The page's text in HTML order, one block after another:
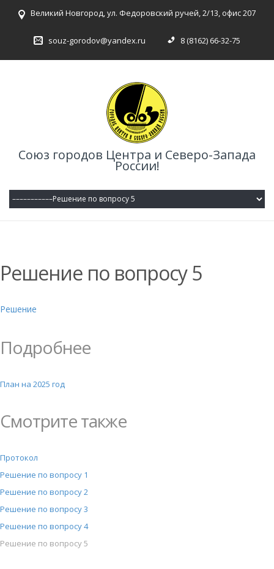
Великий Новгород, ул. Федоровский ручей, 2/13, офис 207
souz-gorodov@yandex.ru 8 (8162) 66-32-75
Союз городов Центра и Северо-Запада
России!
Решение по вопросу 5
Решение
Подробнее
План на 2025 год
Смотрите также
Протокол
Решение по вопросу 1
Решение по вопросу 2
Решение по вопросу 3
Решение по вопросу 4
Решение по вопросу 5